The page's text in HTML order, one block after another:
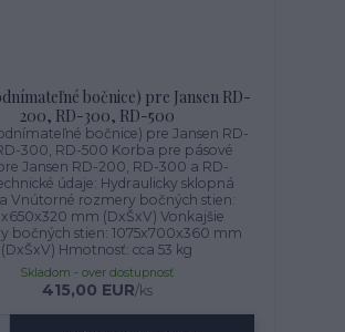
bočnice) pre Jansen RD-
200, RD-300, RD-500
bočnice) pre Jansen RD-
300, RD-500 Korba pre pásové
Jansen RD-200, RD-300 a RD-
údaje: Hydraulicky sklopná
Vnútorné rozmery bočných stien:
mm (DxŠxV) Vonkajšie
bočných stien: 1075x700x360 mm
(DxŠxV) Hmotnosť: cca 53 kg
415,00 EUR/ks
Skladom - over dostupnosť